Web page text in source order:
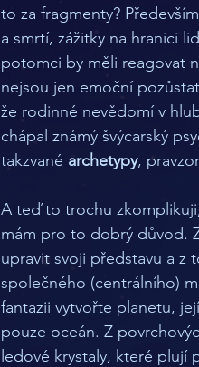
to za fragmenty?
a smrtí, zážitky na hranici
potomci by měli reagovat
nejsou jen emoční
že rodinné nevědomí v
chápal známý švýcarský
takzvané archetypy,
A teď to trochu
mám pro to dobrý důvod.
upravit svoji představu a z
společného (centrálního)
fantazii vytvořte planetu,
pouze oceán. Z
ledové krystaly, které plují